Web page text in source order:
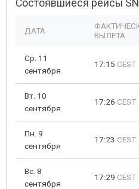
Состоявшиеся рейсы
ДАТА
ВЫЛЕТА
Ср. 11
сентября
17:15 CEST
Вт. 10
сентября
17:26 CEST
Пн. 9
сентября
17:23 CEST
Вс. 8
сентября
17:29 CEST